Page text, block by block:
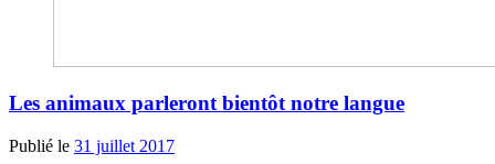
Les animaux parleront bientôt notre langue
Publié le 31 juillet 2017